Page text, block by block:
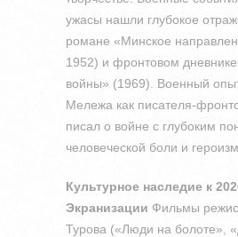
ужасы нашли глубокое
романе «Минское
1952) и фронтовом
войны» (1969). Военный
Мележа как писателя-
писал о войне с глубоким
человеческой боли и
Культурное наследие к
Экранизации Фильмы
Турова («Люди на болоте»,